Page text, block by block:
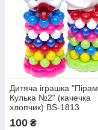
Дитяча іграшка
Кулька №2" (качечка
хлопчик) BS-1813
100 ₴